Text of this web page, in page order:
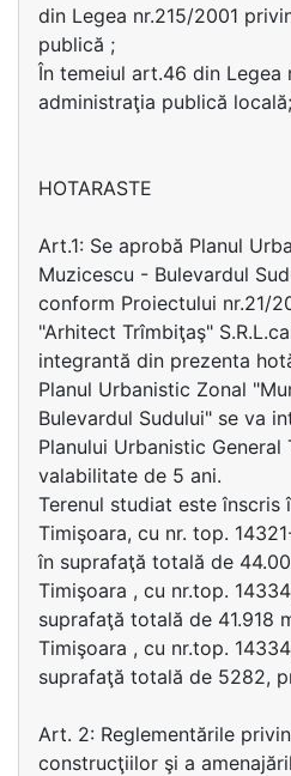
din Legea nr.215/2001
publică ;
În temeiul art.46 din Legea
administraţia publică locală;
HOTARASTE
Art.1: Se aprobă Planul
Muzicescu - Bulevardul
conform Proiectului nr.21/
"Arhitect Trîmbiţaş"
integrantă din prezenta
Planul Urbanistic Zonal
Bulevardul Sudului" se va
Planului Urbanistic General
valabilitate de 5 ani.
Terenul studiat este înscris
Timişoara, cu nr. top.
în suprafaţă totală de
Timişoara , cu nr.top.
suprafaţă totală de 41.918
Timişoara , cu nr.top.
suprafaţă totală de 5282,
Art. 2: Reglementările
construcţiilor şi a